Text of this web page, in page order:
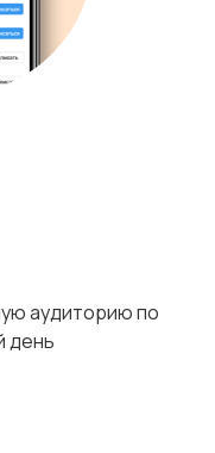
аудиторию по
день